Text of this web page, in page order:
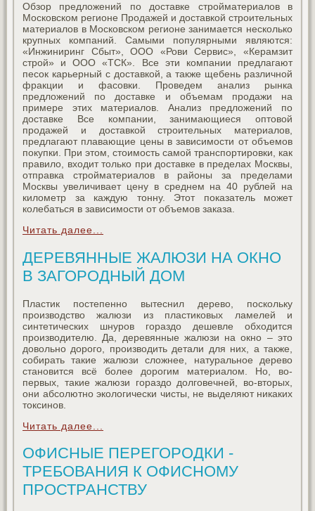
Обзор предложений по доставке стройматериалов в
Московском регионе Продажей и доставкой строительных
материалов в Московском регионе занимается несколько
крупных компаний. Самыми популярными являются:
«Инжиниринг Сбыт», ООО «Рови Сервис», «Керамзит
строй» и ООО «ТСК». Все эти компании предлагают
песок карьерный с доставкой, а также щебень различной
фракции и фасовки. Проведем анализ рынка
предложений по доставке и объемам продажи на
примере этих материалов. Анализ предложений по
доставке Все компании, занимающиеся оптовой
продажей и доставкой строительных материалов,
предлагают плавающие цены в зависимости от объемов
покупки. При этом, стоимость самой транспортировки, как
правило, входит только при доставке в пределах Москвы,
отправка стройматериалов в районы за пределами
Москвы увеличивает цену в среднем на 40 рублей на
километр за каждую тонну. Этот показатель может
колебаться в зависимости от объемов заказа.
Читать далее...
ДЕРЕВЯННЫЕ ЖАЛЮЗИ НА ОКНО
В ЗАГОРОДНЫЙ ДОМ
Пластик постепенно вытеснил дерево, поскольку
производство жалюзи из пластиковых ламелей и
синтетических шнуров гораздо дешевле обходится
производителю. Да, деревянные жалюзи на окно – это
довольно дорого, производить детали для них, а также,
собирать такие жалюзи сложнее, натуральное дерево
становится всё более дорогим материалом. Но, во-
первых, такие жалюзи гораздо долговечней, во-вторых,
они абсолютно экологически чисты, не выделяют никаких
токсинов.
Читать далее...
ОФИСНЫЕ ПЕРЕГОРОДКИ -
ТРЕБОВАНИЯ К ОФИСНОМУ
ПРОСТРАНСТВУ